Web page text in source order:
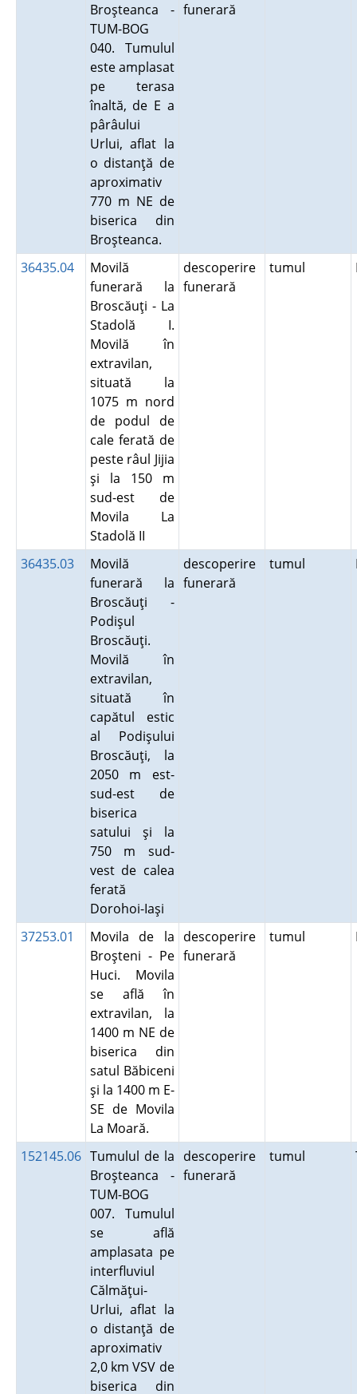
Broşteanca -
TUM-BOG
040. Tumulul
este amplasat
pe terasa
înaltă, de E a
pârâului
Urlui, aflat la
o distanţă de
aproximativ
770 m NE de
biserica din
Broşteanca.
funerară
36435.04
Movilă
funerară la
Broscăuţi - La
Stadolă I.
Movilă în
extravilan,
situată la
1075 m nord
de podul de
cale ferată de
peste râul Jijia
şi la 150 m
sud-est de
Movila La
Stadolă II
descoperire
funerară
tumul
36435.03
Movilă
funerară la
Broscăuţi -
Podişul
Broscăuţi.
Movilă în
extravilan,
situată în
capătul estic
al Podişului
Broscăuţi, la
2050 m est-
sud-est de
biserica
satului şi la
750 m sud-
vest de calea
ferată
Dorohoi-Iaşi
descoperire
funerară
tumul
37253.01
Movila de la
Broşteni - Pe
Huci. Movila
se află în
extravilan, la
1400 m NE de
biserica din
satul Băbiceni
şi la 1400 m E-
SE de Movila
La Moară.
descoperire
funerară
tumul
152145.06 Tumulul de la
Broşteanca -
TUM-BOG
007. Tumulul
se află
amplasata pe
interfluviul
Călmăţui-
Urlui, aflat la
o distanţă de
aproximativ
2,0 km VSV de
biserica din
descoperire
funerară
tumul